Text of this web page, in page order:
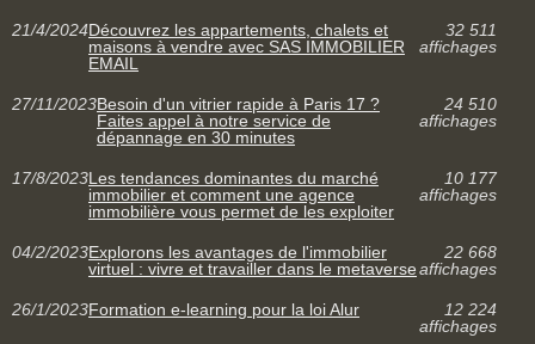
21/4/2024Découvrez les appartements, chalets et
maisons à vendre avec SAS IMMOBILIER
EMAIL
32 511
affichages
27/11/2023Besoin d'un vitrier rapide à Paris 17 ?
Faites appel à notre service de
dépannage en 30 minutes
24 510
affichages
17/8/2023Les tendances dominantes du marché
immobilier et comment une agence
immobilière vous permet de les exploiter
10 177
affichages
04/2/2023Explorons les avantages de l'immobilier
virtuel : vivre et travailler dans le metaverse
22 668
affichages
26/1/2023Formation e-learning pour la loi Alur
12 224
affichages